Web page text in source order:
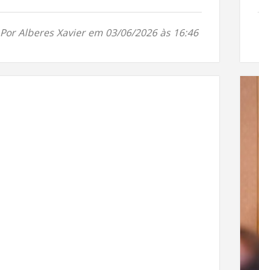
Por Alberes Xavier em 03/06/2026 às 16:46